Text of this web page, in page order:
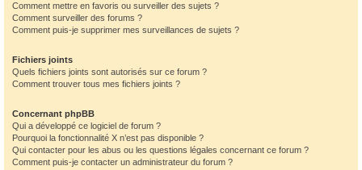
Comment mettre en favoris ou surveiller des sujets ?
Comment surveiller des forums ?
Comment puis-je supprimer mes surveillances de sujets ?
Fichiers joints
Quels fichiers joints sont autorisés sur ce forum ?
Comment trouver tous mes fichiers joints ?
Concernant phpBB
Qui a développé ce logiciel de forum ?
Pourquoi la fonctionnalité X n’est pas disponible ?
Qui contacter pour les abus ou les questions légales concernant ce forum ?
Comment puis-je contacter un administrateur du forum ?